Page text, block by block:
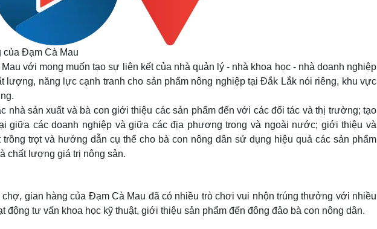
Đạm Cà Mau
với mong muốn tạo sự liên kết của nhà quản lý - nhà khoa học - nhà doanh nghiệp
lượng, năng lực cạnh tranh cho sản phẩm nông nghiệp tại Đắk Lắk nói riêng, khu vực
nhà sản xuất và bà con giới thiệu các sản phẩm đến với các đối tác và thị trường; tạo
giữa các doanh nghiệp và giữa các địa phương trong và ngoài nước; giới thiệu và
trọt và hướng dẫn cụ thể cho bà con nông dân sử dụng hiệu quả các sản phẩm
chất lượng giá trị nông sản.
gian hàng của Đạm Cà Mau đã có nhiều trò chơi vui nhộn trúng thưởng với nhiều
động tư vấn khoa học kỹ thuật, giới thiệu sản phẩm đến đông đảo bà con nông dân.